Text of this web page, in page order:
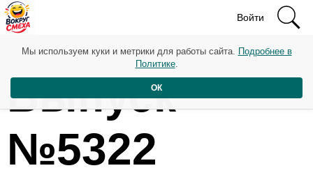
Войти
Выпуск
№5322
Мы используем куки и метрики для работы сайта. Подробнее в
Политике.
ОК